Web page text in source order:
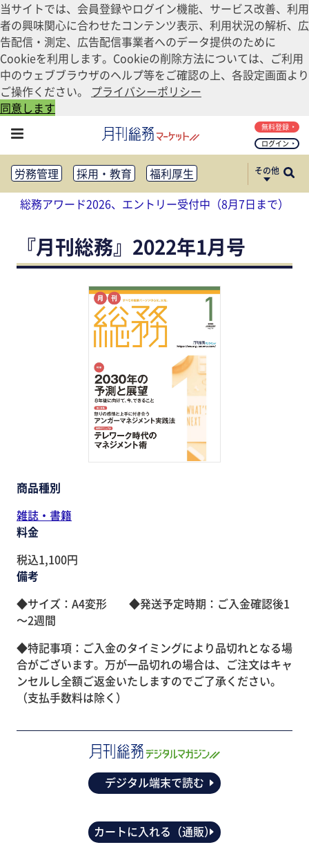
当サイトでは、会員登録やログイン機能、サービス改善、利用
者の興味関心に合わせたコンテンツ表示、利用状況の解析、広
告配信・測定、広告配信事業者へのデータ提供のために
Cookieを利用します。Cookieの削除方法については、ご利用
中のウェブブラウザのヘルプ等をご確認の上、各設定画面より
ご操作ください。 プライバシーポリシー
同意します
ログイン
無料登録
労務管理 採用・教育
福利厚生
健康経営
働き方改革
法務・コンプライアンス
リスクマネジメント・BCP
社外・社内広報
社外・社内コミュニケーション活性化
FM・オフィス移転
CSR・SDGs
テクノロジー活用・DX
助成金・補助金・コスト削減
アウトソーシング・BPO
調査・レポート
その他
総務アワード2026、エントリー受付中（8月7日まで）
『月刊総務』2022年1月号
商品種別
雑誌・書籍
料金
税込1,100円
備考
◆サイズ：A4変形 ◆発送予定時期：ご入金確認後1
～2週間
◆特記事項：ご入金のタイミングにより品切れとなる場
合がございます。万が一品切れの場合は、ご注文はキャ
ンセルし全額ご返金いたしますのでご了承ください。
（支払手数料は除く）
デジタル端末で読む
カートに入れる（通販）